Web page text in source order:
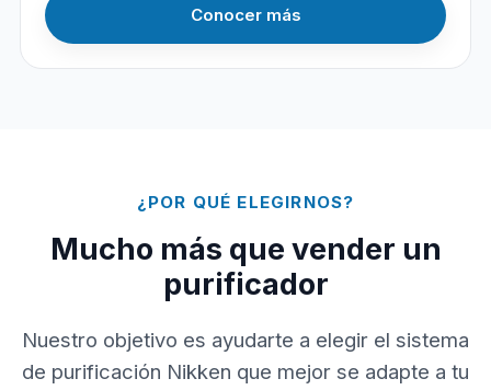
Conocer más
¿POR QUÉ ELEGIRNOS?
Mucho más que vender un
purificador
Nuestro objetivo es ayudarte a elegir el sistema
de purificación Nikken que mejor se adapte a tu